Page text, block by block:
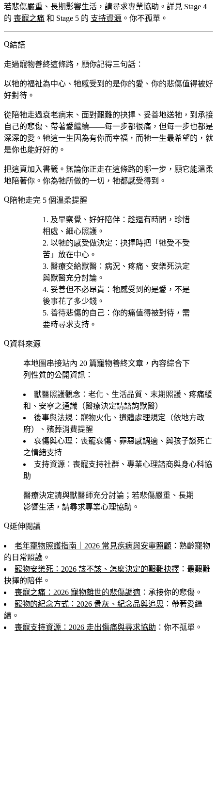
若悲傷嚴重、長期影響生活，請尋求專業協助。詳見 Stage 4
的 喪寵之痛 和 Stage 5 的 支持資源 。你不孤單。
結語
走過寵物善終這條路，願你記得三句話：
以牠的福祉為中心、牠感受到的是你的愛、你的悲傷值得被好
好對待。
從陪牠走過衰老病末、面對艱難的抉擇、妥善地送牠，到承接
自己的悲傷、帶著愛繼續——每一步都很痛，但每一步也都是
深深的愛。牠這一生因為有你而幸福，而牠一生最希望的，就
是你也能好好的。
把這頁加入書籤。無論你正走在這條路的哪一步，願它能溫柔
地陪著你。你為牠所做的一切，牠都感受得到。
陪牠走完 5 個溫柔提醒
及早察覺、好好陪伴 ：趁還有時間，珍惜
相處、細心照護。
以牠的感受做決定 ：抉擇時把「牠受不受
苦」放在中心。
醫療交給獸醫 ：病況、疼痛、安樂死決定
與獸醫充分討論。
妥善但不必昂貴 ：牠感受到的是愛，不是
後事花了多少錢。
善待悲傷的自己 ：你的痛值得被對待，需
要時尋求支持。
資料來源
本地圖串接站內 20 篇寵物善終文章，內容綜合下
列性質的公開資訊：
獸醫照護觀念 ：老化、生活品質、末期照護、疼痛緩
和、安寧之通識（醫療決定請諮詢獸醫）
後事與法規 ：寵物火化、遺體處理規定（依地方政
府）、殯葬消費提醒
哀傷與心理 ：喪寵哀傷、罪惡感調適、與孩子談死亡
之情緒支持
支持資源 ：喪寵支持社群、專業心理諮商與身心科協
助
醫療決定請與獸醫師充分討論；若悲傷嚴重、長期
影響生活，請尋求專業心理協助。
延伸閱讀
老年寵物照護指南｜2026 常見疾病與安寧照顧 ：熟齡寵物
的日常照護。
寵物安樂死：2026 該不該、怎麼決定的艱難抉擇 ：最艱難
抉擇的陪伴。
喪寵之痛：2026 寵物離世的悲傷調適 ：承接你的悲傷。
寵物的紀念方式：2026 骨灰、紀念品與追思 ：帶著愛繼
續。
喪寵支持資源：2026 走出傷痛與尋求協助 ：你不孤單。